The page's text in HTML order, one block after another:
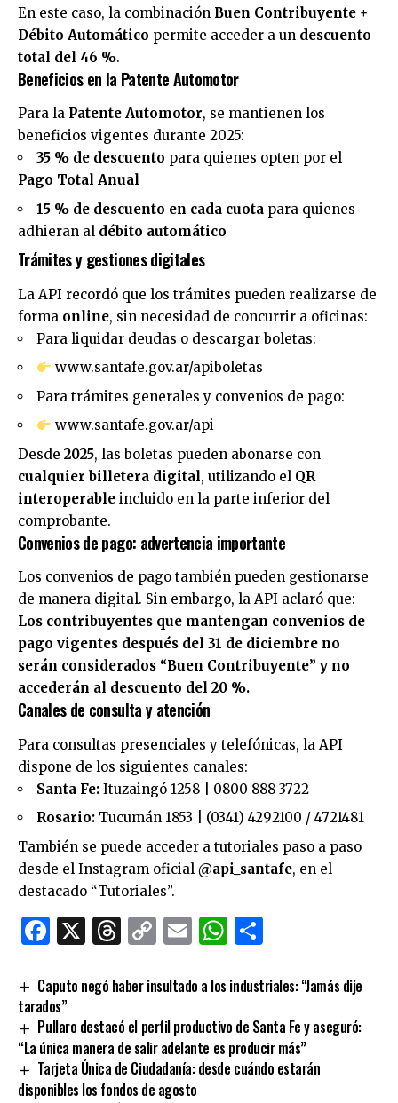
En este caso, la combinación Buen Contribuyente +
Débito Automático permite acceder a un descuento
total del 46 %.
Beneficios en la Patente Automotor
Para la Patente Automotor, se mantienen los
beneficios vigentes durante 2025:
35 % de descuento para quienes opten por el
Pago Total Anual
15 % de descuento en cada cuota para quienes
adhieran al débito automático
Trámites y gestiones digitales
La API recordó que los trámites pueden realizarse de
forma online, sin necesidad de concurrir a oficinas:
Para liquidar deudas o descargar boletas:
www.santafe.gov.ar/apiboletas
Para trámites generales y convenios de pago:
www.santafe.gov.ar/api
Desde 2025, las boletas pueden abonarse con
cualquier billetera digital, utilizando el QR
interoperable incluido en la parte inferior del
comprobante.
Convenios de pago: advertencia importante
Los convenios de pago también pueden gestionarse
de manera digital. Sin embargo, la API aclaró que:
Los contribuyentes que mantengan convenios de
pago vigentes después del 31 de diciembre no
serán considerados “Buen Contribuyente” y no
accederán al descuento del 20 %.
Canales de consulta y atención
Para consultas presenciales y telefónicas, la API
dispone de los siguientes canales:
Santa Fe: Ituzaingó 1258 | 0800 888 3722
Rosario: Tucumán 1853 | (0341) 4292100 / 4721481
También se puede acceder a tutoriales paso a paso
desde el Instagram oficial @api_santafe, en el
destacado “Tutoriales”.
Facebook
X Threads
CopyEmailWhatsApp
Caputo negó haber insultado a los industriales: “Jamás dije
tarados”
Pullaro destacó el perfil productivo de Santa Fe y aseguró:
“La única manera de salir adelante es producir más”
Tarjeta Única de Ciudadanía: desde cuándo estarán
disponibles los fondos de agosto